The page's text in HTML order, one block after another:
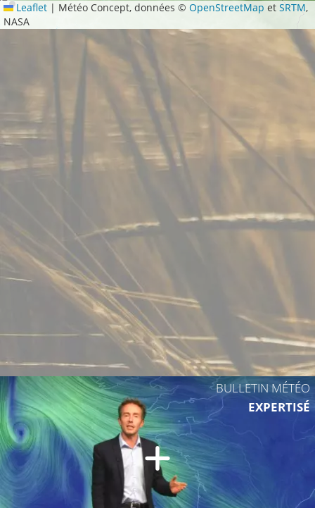
Leaflet | Météo Concept, données ©OpenStreetMap etSRTM,
NASA
BULLETIN MÉTÉO
EXPERTISÉ